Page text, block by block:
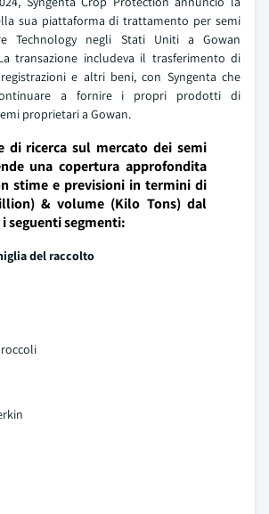
sua piattaforma di trattamento per semi
Technology negli Stati Uniti a Gowan
transazione includeva il trasferimento di
e altri beni, con Syngenta che
a fornire i propri prodotti di
proprietari a Gowan.
di ricerca sul mercato dei semi
una copertura approfondita
stime e previsioni in termini di
& volume (Kilo Tons) dal
i seguenti segmenti:
del raccolto